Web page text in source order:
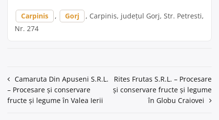
Carpinis , Gorj
, Carpinis, județul Gorj, Str. Petresti,
Nr. 274
Navigare
în
Camaruta Din Apuseni S.R.L.
– Procesare și conservare
fructe și legume în Valea Ierii
Rites Frutas S.R.L. – Procesare
și conservare fructe și legume
în Globu Craiovei